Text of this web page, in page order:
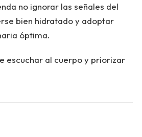
no ignorar las señales del
bien hidratado y adoptar
óptima.
escuchar al cuerpo y priorizar